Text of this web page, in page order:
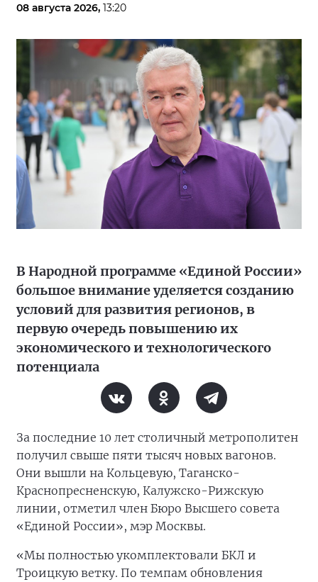
08 августа 2026, 13:20
В Народной программе «Единой России»
большое внимание уделяется созданию
условий для развития регионов, в
первую очередь повышению их
экономического и технологического
потенциала
За последние 10 лет столичный метрополитен
получил свыше пяти тысяч новых вагонов.
Они вышли на Кольцевую, Таганско-
Краснопресненскую, Калужско-Рижскую
линии, отметил член Бюро Высшего совета
«Единой России», мэр Москвы.
«Мы полностью укомплектовали БКЛ и
Троицкую ветку. По темпам обновления